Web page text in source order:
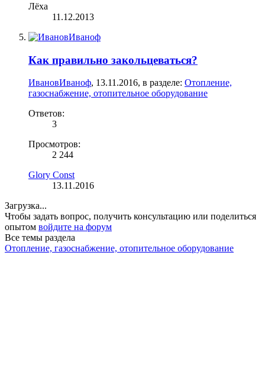
Лёха
11.12.2013
Как правильно закольцеваться?
ИвановИваноф, 13.11.2016, в разделе: Отопление,
газоснабжение, отопительное оборудование
Ответов:
3
Просмотров:
2 244
Glory Const
13.11.2016
Загрузка...
Чтобы задать вопрос, получить консультацию или поделиться
опытом войдите на форум
Все темы раздела
Отопление, газоснабжение, отопительное оборудование